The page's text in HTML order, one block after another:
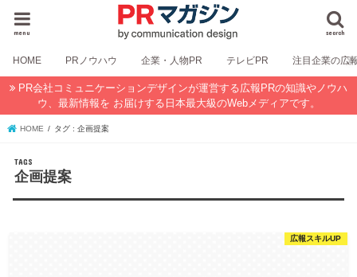
search
menu
HOME PRノウハウ 企業・人物PR テレビPR 注目企業の広
PR会社コミュニケーションデザインが運営する広報PRの知識やノウハ
ウ、最新情報を お届けする日本最大級のWebメディアです。
HOME タグ : 企画提案
企画提案
広報スキルUP